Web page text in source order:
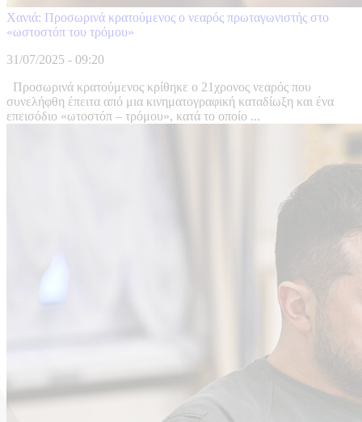
Χανιά: Προσωρινά κρατούμενος ο νεαρός πρωταγωνιστής στο
«ωστοστόπ του τρόμου»
31/07/2025 - 09:20
Προσωρινά κρατούμενος κρίθηκε ο 21χρονος νεαρός που
συνελήφθη έπειτα από μια κινηματογραφική καταδίωξη και ένα
επεισόδιο «ωτοστόπ – τρόμου», κατά το οποίο ...